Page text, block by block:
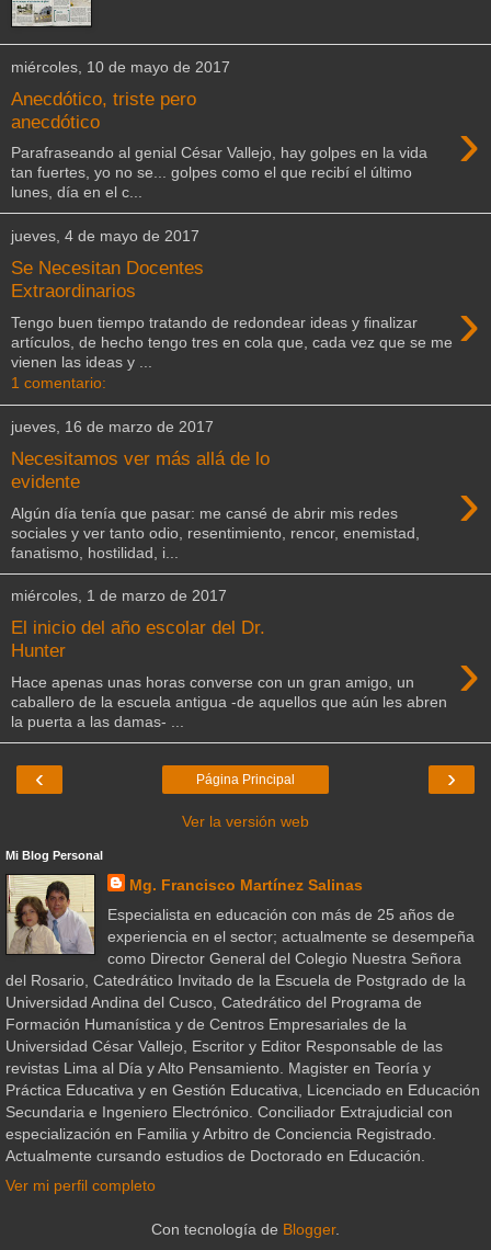
miércoles, 10 de mayo de 2017
Anecdótico, triste pero
anecdótico
›
Parafraseando al genial César Vallejo, hay golpes en la vida
tan fuertes, yo no se... golpes como el que recibí el último
lunes, día en el c...
jueves, 4 de mayo de 2017
Se Necesitan Docentes
Extraordinarios
›
Tengo buen tiempo tratando de redondear ideas y finalizar
artículos, de hecho tengo tres en cola que, cada vez que se me
vienen las ideas y ...
1 comentario:
jueves, 16 de marzo de 2017
Necesitamos ver más allá de lo
evidente
›
Algún día tenía que pasar: me cansé de abrir mis redes
sociales y ver tanto odio, resentimiento, rencor, enemistad,
fanatismo, hostilidad, i...
miércoles, 1 de marzo de 2017
El inicio del año escolar del Dr.
Hunter
›
Hace apenas unas horas converse con un gran amigo, un
caballero de la escuela antigua -de aquellos que aún les abren
la puerta a las damas- ...
‹ ›
Página Principal
Ver la versión web
Mi Blog Personal
Mg. Francisco Martínez Salinas
Especialista en educación con más de 25 años de
experiencia en el sector; actualmente se desempeña
como Director General del Colegio Nuestra Señora
del Rosario, Catedrático Invitado de la Escuela de Postgrado de la
Universidad Andina del Cusco, Catedrático del Programa de
Formación Humanística y de Centros Empresariales de la
Universidad César Vallejo, Escritor y Editor Responsable de las
revistas Lima al Día y Alto Pensamiento. Magister en Teoría y
Práctica Educativa y en Gestión Educativa, Licenciado en Educación
Secundaria e Ingeniero Electrónico. Conciliador Extrajudicial con
especialización en Familia y Arbitro de Conciencia Registrado.
Actualmente cursando estudios de Doctorado en Educación.
Ver mi perfil completo
Con tecnología de Blogger.